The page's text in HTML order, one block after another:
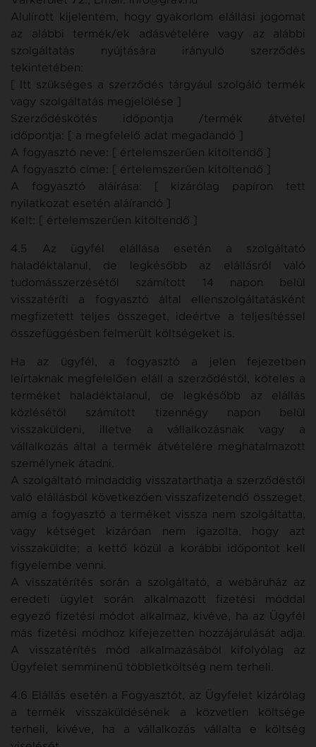
Alulírott kijelentem, hogy gyakorlom elállási jogomat
az alábbi termék/ek adásvételére vagy az alábbi
szolgáltatás nyújtására irányuló szerződés
tekintetében:
[ Itt szükséges a szerződés tárgyául szolgáló termék
vagy szolgáltatás megjelölése ]
Szerződéskötés időpontja /termék átvétel
időpontja: [ a megfelelő adat megadandó ]
A fogyasztó neve: [ értelemszerűen kitöltendő ]
A fogyasztó címe: [ értelemszerűen kitöltendő ]
A fogyasztó aláírása: [ kizárólag papíron tett
nyilatkozat esetén aláírandó ]
Kelt: [ értelemszerűen kitöltendő ]
4.5 Az ügyfél elállása esetén a szolgáltató
haladéktalanul, de legkésőbb az elállásról való
tudomásszerzésétől számított 14 napon belül
visszatéríti a fogyasztó által ellenszolgáltatásként
megfizetett teljes összeget, ideértve a teljesítéssel
összefüggésben felmerült költségeket is.
Ha az ügyfél, a fogyasztó a jelen fejezetben
leírtaknak megfelelően eláll a szerződéstől, köteles a
terméket haladéktalanul, de legkésőbb az elállás
közlésétől számított tizennégy napon belül
visszaküldeni, illetve a vállalkozásnak vagy a
vállalkozás által a termék átvételére meghatalmazott
személynek átadni.
A szolgáltató mindaddig visszatarthatja a szerződéstől
való elállásból következően visszafizetendő összeget,
amíg a fogyasztó a terméket vissza nem szolgáltatta,
vagy kétséget kizáróan nem igazolta, hogy azt
visszaküldte; a kettő közül a korábbi időpontot kell
figyelembe venni.
A visszatérítés során a szolgáltató, a webáruház az
eredeti ügylet során alkalmazott fizetési móddal
egyező fizetési módot alkalmaz, kivéve, ha az Ügyfél
más fizetési módhoz kifejezetten hozzájárulását adja.
A visszatérítés mód alkalmazásából kifolyólag az
Ügyfelet semminenű többletköltség nem terheli.
4.6 Elállás esetén a Fogyasztót, az Ügyfelet kizárólag
a termék visszaküldésének a közvetlen költsége
terheli, kivéve, ha a vállalkozás vállalta e költség